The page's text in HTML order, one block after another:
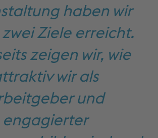
haben wir
Ziele erreicht.
zeigen wir, wie
wir als
und
engagierter